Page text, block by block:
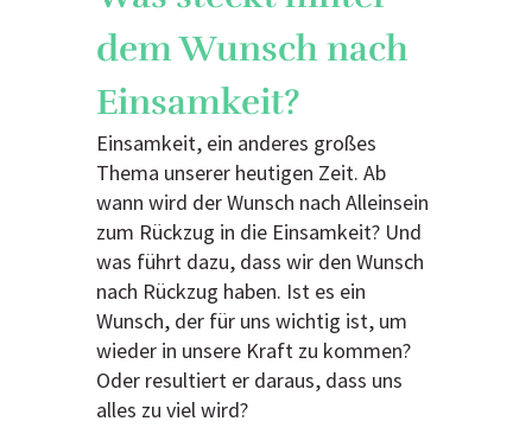
dem Wunsch nach
Einsamkeit?
Einsamkeit, ein anderes großes
Thema unserer heutigen Zeit. Ab
wann wird der Wunsch nach Alleinsein
zum Rückzug in die Einsamkeit? Und
was führt dazu, dass wir den Wunsch
nach Rückzug haben. Ist es ein
Wunsch, der für uns wichtig ist, um
wieder in unsere Kraft zu kommen?
Oder resultiert er daraus, dass uns
alles zu viel wird?